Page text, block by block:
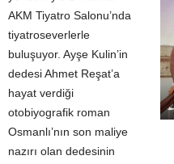
AKM Tiyatro Salonu’nda
tiyatroseverlerle
buluşuyor. Ayşe Kulin’in
dedesi Ahmet Reşat’a
hayat verdiği
otobiyografik roman
Osmanlı’nın son maliye
nazırı olan dedesinin